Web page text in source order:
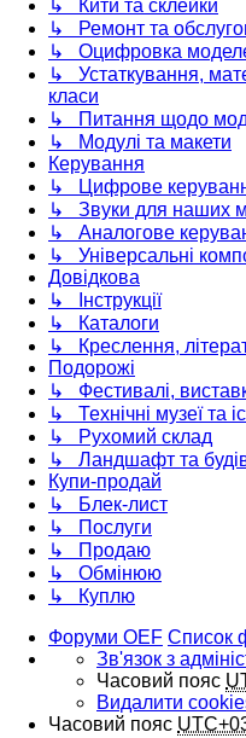
↳ Кити та склейки
↳ Ремонт та
↳ Оцифровка
↳ Устаткування,
класи
↳ Питання щодо
↳ Модулі та макети
Керування
↳ Цифрове
↳ Звуки для наших
↳ Аналогове
↳ Універсальні
Довідкова
↳ Інструкції
↳ Каталоги
↳ Креслення,
Подорожі
↳ Фестивалі,
↳ Технічні музеї та
↳ Рухомий склад
↳ Ландшафт та
Купи-продай
↳ Блек-лист
↳ Послуги
↳ Продаю
↳ Обмінюю
↳ Куплю
Форуми OEF Список
Зв'язок з
Часовий пояс
Видалити
Часовий пояс